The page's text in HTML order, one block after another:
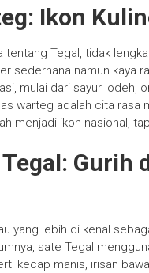
Ikon
tentang Tegal, tidak
sederhana namun kaya
mulai dari sayur lodeh,
warteg adalah cita rasa
menjadi ikon nasional,
Gurih
yang lebih di kenal
sate Tegal
kecap manis, irisan